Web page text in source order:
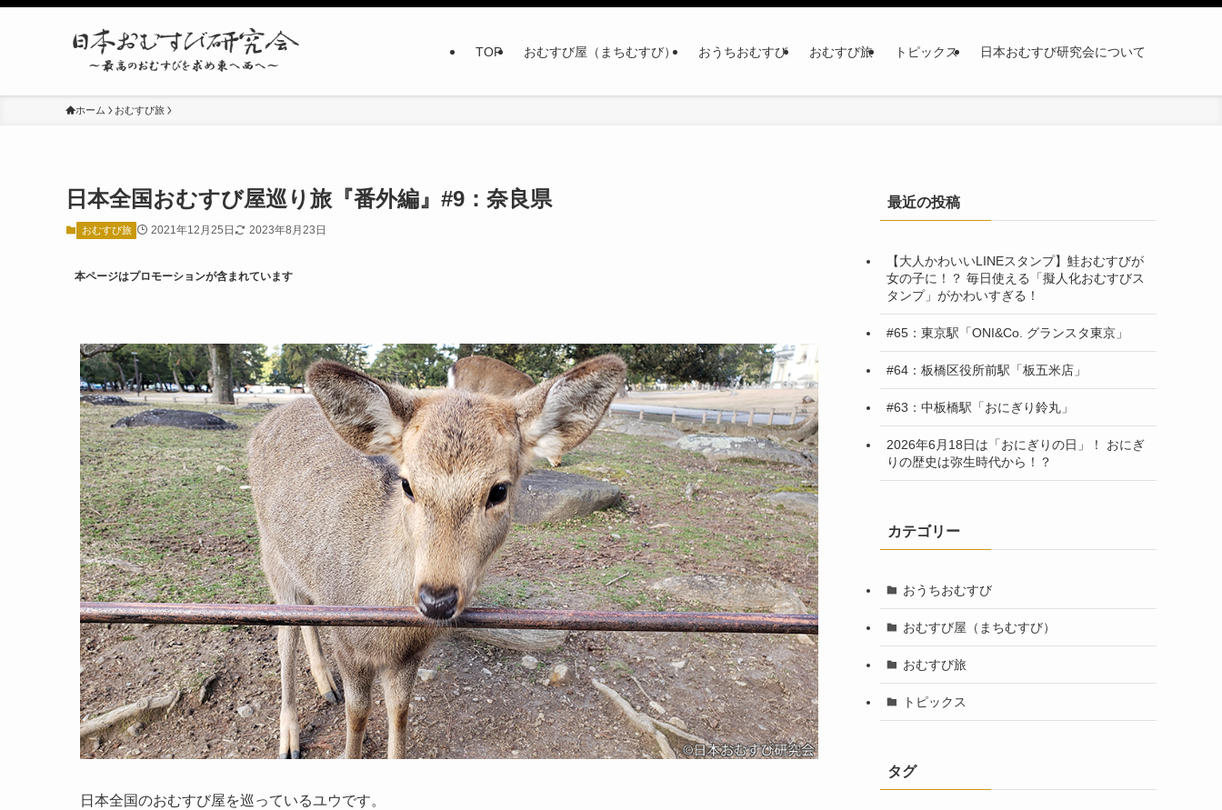
TOP おむすび屋（まちむすび） おうちおむすび おむすび旅 トピックス 日本おむすび研究会について
ホーム おむすび旅
日本全国おむすび屋巡り旅『番外編』#9：奈良県
おむすび旅 2021年12月25日 2023年8月23日
本ページはプロモーションが含まれています
日本全国のおむすび屋を巡っているユウです。
最近の投稿
【大人かわいいLINEスタンプ】鮭おむすびが
女の子に！？ 毎日使える「擬人化おむすびス
タンプ」がかわいすぎる！
#65：東京駅「ONI&Co. グランスタ東京」
#64：板橋区役所前駅「板五米店」
#63：中板橋駅「おにぎり鈴丸」
2026年6月18日は「おにぎりの日」！ おにぎ
りの歴史は弥生時代から！？
カテゴリー
おうちおむすび
おむすび屋（まちむすび）
おむすび旅
トピックス
タグ